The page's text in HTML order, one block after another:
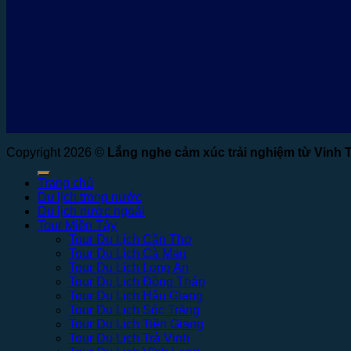
Copyright 2026 © Lắng nghe cảm xúc trải nghiệm từ Vinh
Trang chủ
Du lịch trong nước
Du lịch nước ngoài
Tour Miền Tây
Tour Du Lịch Cần Thơ
Tour Du Lịch Cà Mau
Tour Du Lịch Long An
Tour Du Lịch Đồng Tháp
Tour Du Lịch Hậu Giang
Tour Du Lịch Sóc Trăng
Tour Du Lịch Tiền Giang
Tour Du Lịch Trà Vinh